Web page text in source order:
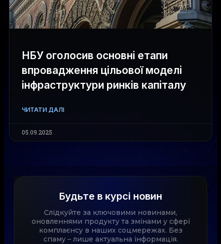
НБУ оголосив основні етапи
впровадження цільової моделі
інфраструктури ринків капіталу
ЧИТАТИ ДАЛІ
05.09.2025
Будьте в курсі новин
Слідкуйте за ключовими новинами,
оновленнями продукту та змінами у сфері
комплаєнсу в наших соцмережах. Без
спаму – лише актуальна інформація.